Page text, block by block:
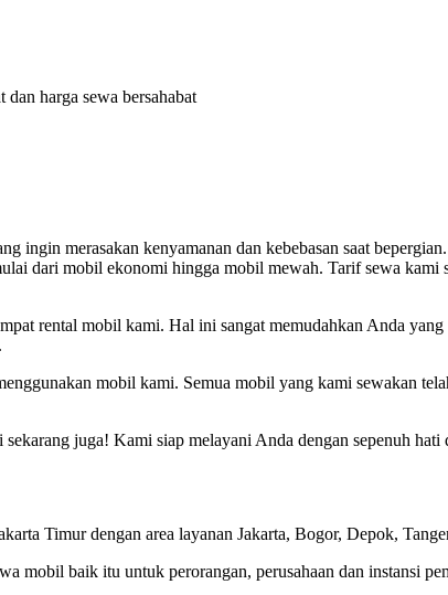
harga sewa bersahabat
ingin merasakan kenyamanan dan kebebasan saat
dari mobil ekonomi hingga mobil mewah. Tarif sewa
rental mobil kami. Hal ini sangat memudahkan Anda
mobil kami. Semua mobil yang kami sewakan
juga! Kami siap melayani Anda dengan sepenuh
Timur dengan area layanan Jakarta, Bogor, Depok,
mobil baik itu untuk perorangan, perusahaan dan instansi